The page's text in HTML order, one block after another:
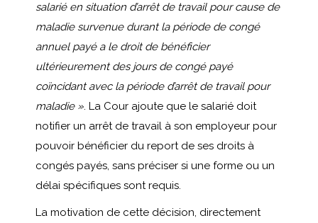
salarié en situation d’arrêt de travail pour cause de
maladie survenue durant la période de congé
annuel payé a le droit de bénéficier
ultérieurement des jours de congé payé
coïncidant avec la période d’arrêt de travail pour
maladie ». La Cour ajoute que le salarié doit
notifier un arrêt de travail à son employeur pour
pouvoir bénéficier du report de ses droits à
congés payés, sans préciser si une forme ou un
délai spécifiques sont requis.
La motivation de cette décision, directement